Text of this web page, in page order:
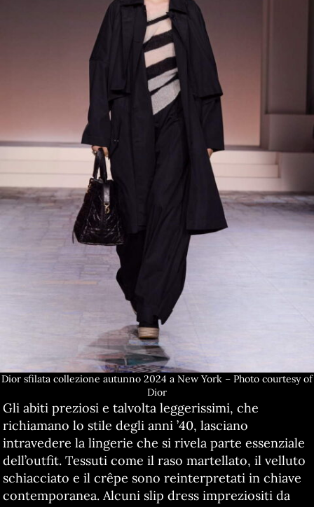
Dior sfilata collezione autunno 2024 a New York – Photo courtesy of
Dior
Gli abiti preziosi e talvolta leggerissimi, che
richiamano lo stile degli anni ’40, lasciano
intravedere la lingerie che si rivela parte essenziale
dell’outfit. Tessuti come il raso martellato, il velluto
schiacciato e il crêpe sono reinterpretati in chiave
contemporanea. Alcuni slip dress impreziositi da